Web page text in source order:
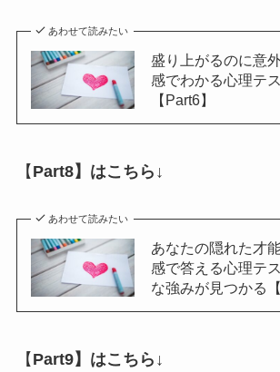
あわせて読みたい
盛り上がるのに意
感でわかる心理テ
【Part6】
【 Part8】はこちら↓
あわせて読みたい
あなたの隠れた才
感で答える心理テ
な強みが見つかる【
【 Part9】はこちら↓